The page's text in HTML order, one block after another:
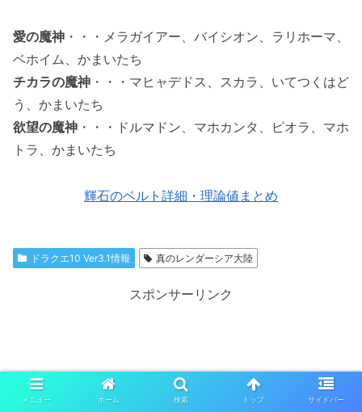
愛の魔神 ・・・メラガイアー、バイシオン、ラリホーマ、
ベホイム、かまいたち
チカラの魔神 ・・・マヒャデドス、スカラ、いてつくはど
う、かまいたち
欲望の魔神 ・・・ドルマドン、マホカンタ、ピオラ、マホ
トラ、かまいたち
輝石のベルト詳細・理論値まとめ
ドラクエ10 Ver3.1情報 真のレンダーシア大陸
スポンサーリンク
メニュー ホーム 検索 トップ サイドバー